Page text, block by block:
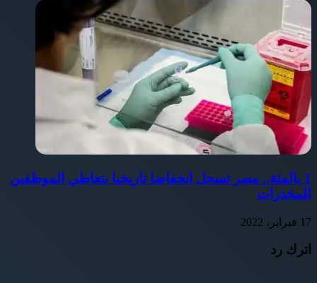
1 بالمئة.. مصر تسجل انخفاضا تاريخيا بتعاطي الموظفين
للمخدرات
17 فبراير، 2022
اترك رد